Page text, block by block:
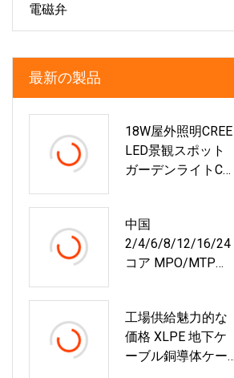
電磁弁
最新の製品
18W屋外照明CREE
LED景観スポット
ガーデンライトCE
中国
2/4/6/8/12/16/24
コア MPO/MTP
内屋外装甲ドロッ
プ LSZH PVC 光フ
ァイバー光パッチ
工場供給魅力的な
価格 XLPE 地下ケ
ーブル銅導体ケー